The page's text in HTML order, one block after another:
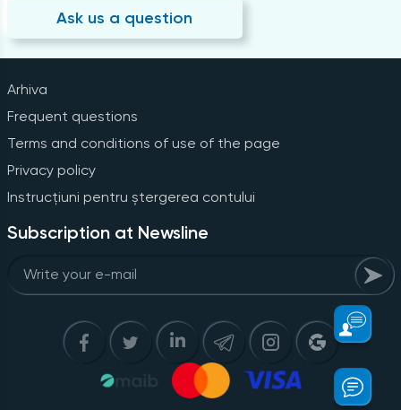
Ask us a question
Arhiva
Frequent questions
Terms and conditions of use of the page
Privacy policy
Instrucțiuni pentru ștergerea contului
Subscription at Newsline